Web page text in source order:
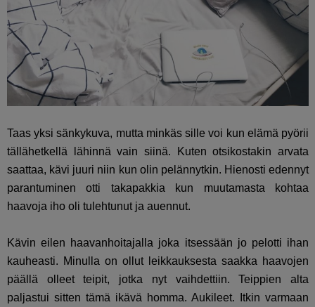
Taas yksi sänkykuva, mutta minkäs sille voi kun elämä pyörii
tällähetkellä lähinnä vain siinä. Kuten otsikostakin arvata
saattaa, kävi juuri niin kun olin pelännytkin. Hienosti edennyt
parantuminen otti takapakkia kun muutamasta kohtaa
haavoja iho oli tulehtunut ja auennut.
Kävin eilen haavanhoitajalla joka itsessään jo pelotti ihan
kauheasti. Minulla on ollut leikkauksesta saakka haavojen
päällä olleet teipit, jotka nyt vaihdettiin. Teippien alta
paljastui sitten tämä ikävä homma. Aukileet. Itkin varmaan